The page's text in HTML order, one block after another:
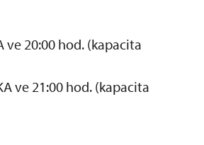
ve 20:00 hod. (kapacita
ve 21:00 hod. (kapacita